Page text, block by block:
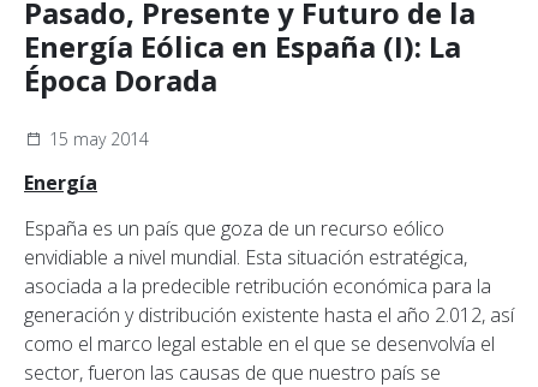
Pasado, Presente y Futuro de la
Energía Eólica en España (I): La
Época Dorada
15 may 2014
Energía
España es un país que goza de un recurso eólico
envidiable a nivel mundial. Esta situación estratégica,
asociada a la predecible retribución económica para la
generación y distribución existente hasta el año 2.012, así
como el marco legal estable en el que se desenvolvía el
sector, fueron las causas de que nuestro país se